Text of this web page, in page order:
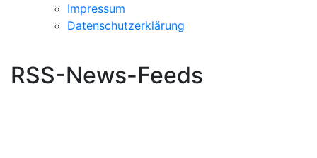
Impressum
Datenschutzerklärung
RSS-News-Feeds